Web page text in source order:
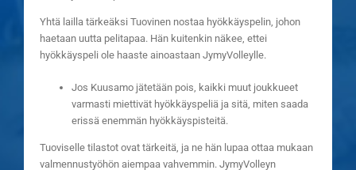
Yhtä lailla tärkeäksi Tuovinen nostaa hyökkäyspelin, johon
haetaan uutta pelitapaa. Hän kuitenkin näkee, ettei
hyökkäyspeli ole haaste ainoastaan JymyVolleylle.
Jos Kuusamo jätetään pois, kaikki muut joukkueet
varmasti miettivät hyökkäyspeliä ja sitä, miten saada
erissä enemmän hyökkäyspisteitä.
Tuoviselle tilastot ovat tärkeitä, ja ne hän lupaa ottaa mukaan
valmennustyöhön aiempaa vahvemmin. JymyVolleyn